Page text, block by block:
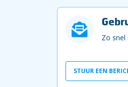
Zo snel
STUUR EEN